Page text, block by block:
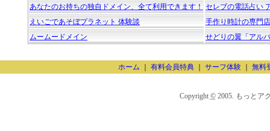
あなたのお持ちの独自ドメイン、全て利用できます！
セレブの電話占い
えいごであそぼプラネット 体験談
手作り時計の専門
ムームードメイン
せどりの翼「アル
ホーム 有料会員特典 サーフ体験 無料
Copyright ©2005. もっとア